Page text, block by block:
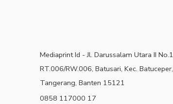
Mediaprint Id - Jl. Darussalam Utara II
RT.006/RW.006, Batusari, Kec.
Tangerang, Banten 15121
0858 117000 17